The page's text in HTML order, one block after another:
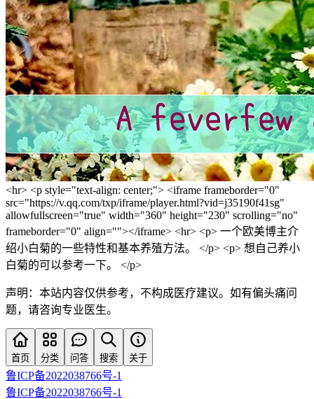
<hr> <p style="text-align: center;"> <iframe frameborder="0"
src="https://v.qq.com/txp/iframe/player.html?vid=j35190f41sg"
allowfullscreen="true" width="360" height="230" scrolling="no"
frameborder="0" align=""></iframe> <hr> <p> 一个欧美博主介
绍小白菊的一些特性和基本养殖方法。 </p> <p> 想自己养小
白菊的可以参考一下。 </p>
声明：本站内容仅供参考，不构成医疗建议。如有偏头痛问
题，请咨询专业医生。
首页 分类 问答 搜索 关于
鲁ICP备2022038766号-1
鲁ICP备2022038766号-1